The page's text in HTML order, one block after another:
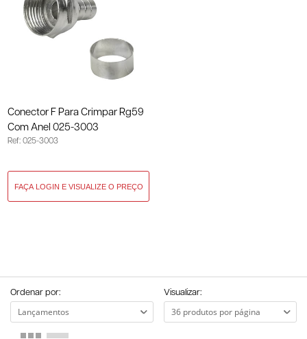
Conector F Para Crimpar Rg59
Com Anel 025-3003
Ref: 025-3003
Ordenar por: Visualizar: